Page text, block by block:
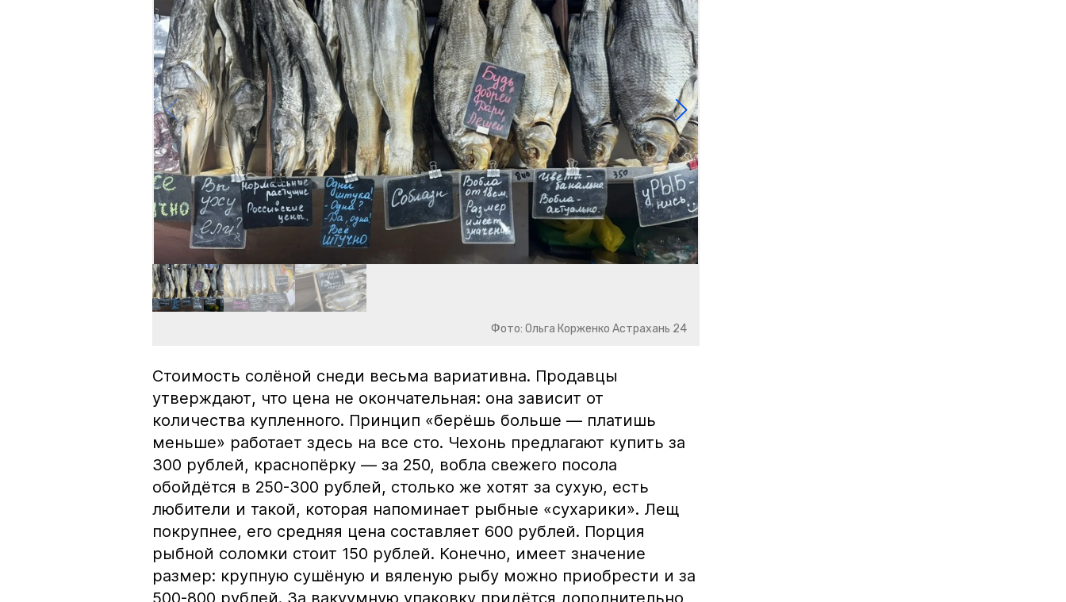
Фото: Ольга Корженко Астрахань 24
Стоимость солёной снеди весьма вариативна. Продавцы
утверждают, что цена не окончательная: она зависит от
количества купленного. Принцип «берёшь больше — платишь
меньше» работает здесь на все сто. Чехонь предлагают купить за
300 рублей, краснопёрку — за 250, вобла свежего посола
обойдётся в 250-300 рублей, столько же хотят за сухую, есть
любители и такой, которая напоминает рыбные «сухарики». Лещ
покрупнее, его средняя цена составляет 600 рублей. Порция
рыбной соломки стоит 150 рублей. Конечно, имеет значение
размер: крупную сушёную и вяленую рыбу можно приобрести и за